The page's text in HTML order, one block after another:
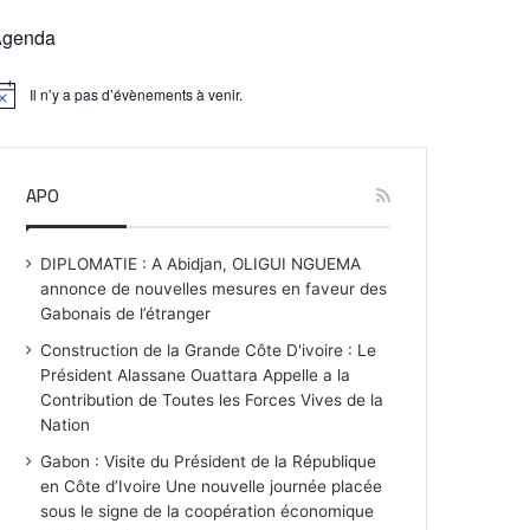
Il n’y a pas d’évènements à venir.
APO
DIPLOMATIE : A Abidjan, OLIGUI NGUEMA
annonce de nouvelles mesures en faveur des
Gabonais de l’étranger
Construction de la Grande Côte D'ivoire : Le
Président Alassane Ouattara Appelle a la
Contribution de Toutes les Forces Vives de la
Nation
Gabon : Visite du Président de la République
en Côte d’Ivoire Une nouvelle journée placée
sous le signe de la coopération économique